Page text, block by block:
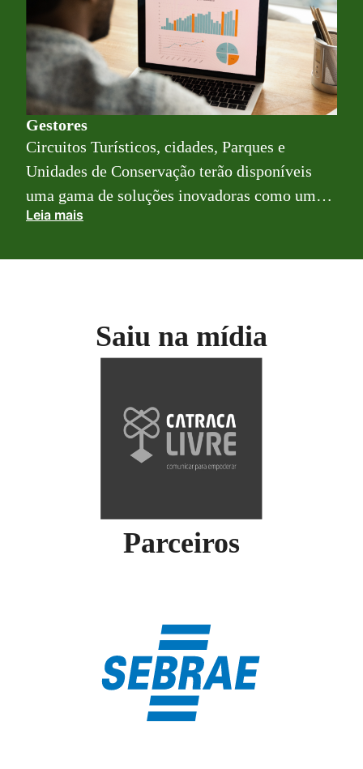
em um único lugar.
Gestores
Circuitos Turísticos, cidades, Parques e
Unidades de Conservação terão disponíveis
uma gama de soluções inovadoras como um
site, um aplicativo e um dashboard (painel de
sobre estratégias de atuação em diversas
Leia mais
Saiu na mídia
Parceiros